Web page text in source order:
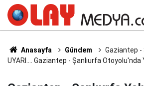
Anasayfa Gündem
Gaziantep -
UYARI.... Gaziantep - Şanlıurfa Otoyolu'nda